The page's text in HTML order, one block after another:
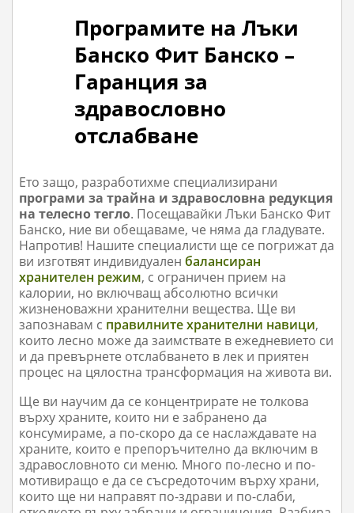
Програмите на Лъки
Банско Фит Банско –
Гаранция за
здравословно
отслабване
Ето защо, разработихме специализирани
програми за трайна и здравословна редукция
на телесно тегло. Посещавайки Лъки Банско Фит
Банско, ние ви обещаваме, че няма да гладувате.
Напротив! Нашите специалисти ще се погрижат да
ви изготвят индивидуаленбалансиран
хранителен режим, с ограничен прием на
калории, но включващ абсолютно всички
жизненоважни хранителни вещества. Ще ви
запознавам с правилните хранителни навици,
които лесно може да заимствате в ежедневието си
и да превърнете отслабването в лек и приятен
процес на цялостна трансформация на живота ви.
Ще ви научим да се концентрирате не толкова
върху храните, които ни е забранено да
консумираме, а по-скоро да се наслаждавате на
храните, които е препоръчително да включим в
здравословното си меню. Много по-лесно и по-
мотивиращо е да се съсредоточим върху храни,
които ще ни направят по-здрави и по-слаби,